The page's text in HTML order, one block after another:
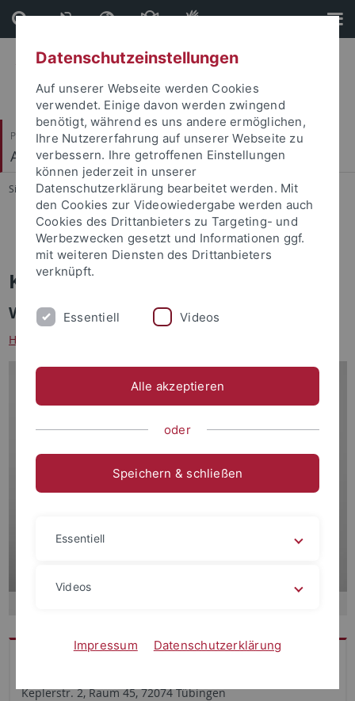
Direkt
zum
Inhalt
Direkt
zur
Fußleiste
Philosophische Fakultät
Alte Geschichte
Sie sind hier: Startseite ... Personen
M. Schilling
Katharina Stadler
Wissenschaftliche Mitarbeiterin
Heidelberger Akademie der Wissenschaften
Keplerstr. 2, Raum 45, 72074 Tübingen
Datenschutzeinstellungen
Auf unserer Webseite werden Cookies
verwendet. Einige davon werden zwingend
benötigt, während es uns andere ermöglichen,
Ihre Nutzererfahrung auf unserer Webseite zu
verbessern. Ihre getroffenen Einstellungen
können jederzeit in unserer
Datenschutzerklärung bearbeitet werden. Mit
den Cookies zur Videowiedergabe werden auch
Cookies des Drittanbieters zu Targeting- und
Werbezwecken gesetzt und Informationen ggf.
mit weiteren Diensten des Drittanbieters
verknüpft.
Essentiell Videos
Alle akzeptieren
oder
Speichern & schließen
Essentiell
Videos
Impressum Datenschutzerklärung